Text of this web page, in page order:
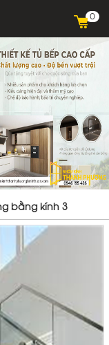
0
bằng kính 3